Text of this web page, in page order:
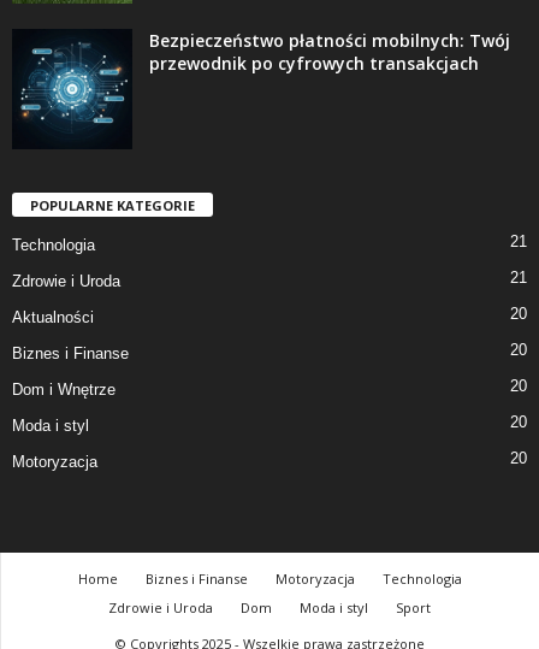
Bezpieczeństwo płatności mobilnych: Twój
przewodnik po cyfrowych transakcjach
POPULARNE KATEGORIE
Technologia 21
Zdrowie i Uroda 21
Aktualności 20
Biznes i Finanse 20
Dom i Wnętrze 20
Moda i styl 20
Motoryzacja 20
Home Biznes i Finanse Motoryzacja
Technologia
Zdrowie i Uroda
Dom Moda i styl
Sport
© Copyrights 2025 - Wszelkie prawa zastrzeżone